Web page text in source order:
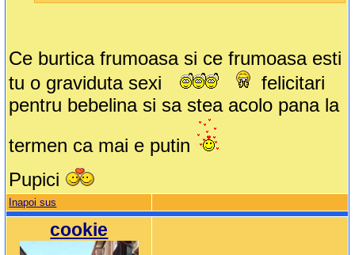
Ce burtica frumoasa si ce frumoasa esti
tu o graviduta sexi
felicitari
pentru bebelina si sa stea acolo pana la
termen ca mai e putin
Pupici
Inapoi sus
cookie